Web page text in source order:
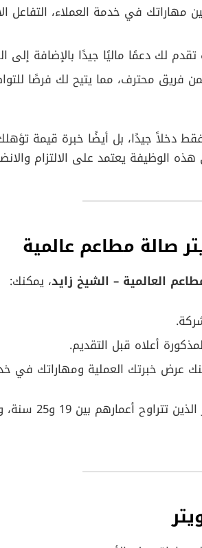
في خدمة العملاء، التفاعل
تقدم لك دعمًا ماليًا جيدًا بالإضافة إلى
فريق محترف، مما يتيح لك فرصًا
دخلاً جيدًا، بل أيضًا خبرة قيمة
الوظيفة يعتمد على الالتزام
صالة مطاعم عالمية
العالمية – الشيخ زايد، يمكنك:
أعلاه قبل التقديم.
عرض خبرتك العملية ومهاراتك في
، التقديم